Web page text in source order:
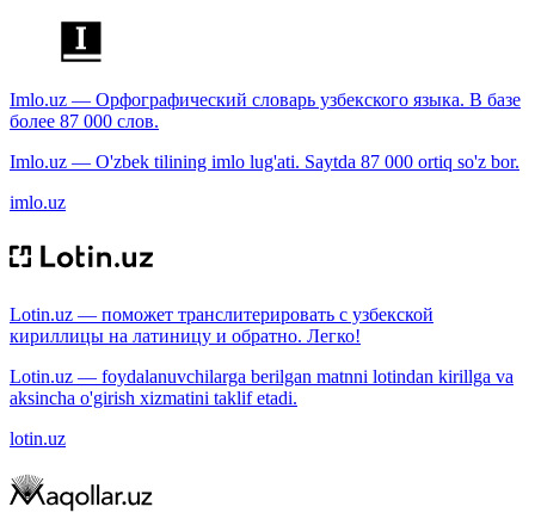
Imlo.uz — Орфографический словарь узбекского языка. В базе
более 87 000 слов.
Imlo.uz — O'zbek tilining imlo lug'ati. Saytda 87 000 ortiq so'z bor.
imlo.uz
Lotin.uz — поможет транслитерировать с узбекской
кириллицы на латиницу и обратно. Легко!
Lotin.uz — foydalanuvchilarga berilgan matnni lotindan kirillga va
aksincha o'girish xizmatini taklif etadi.
lotin.uz